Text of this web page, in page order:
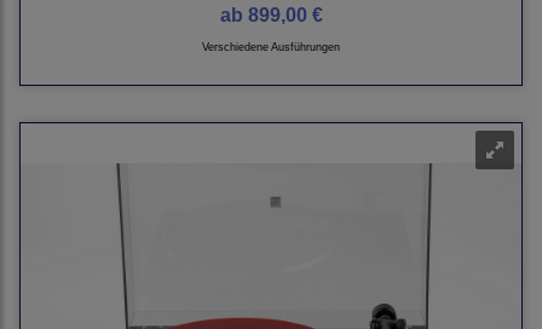
ab 899,00 €
Verschiedene Ausführungen